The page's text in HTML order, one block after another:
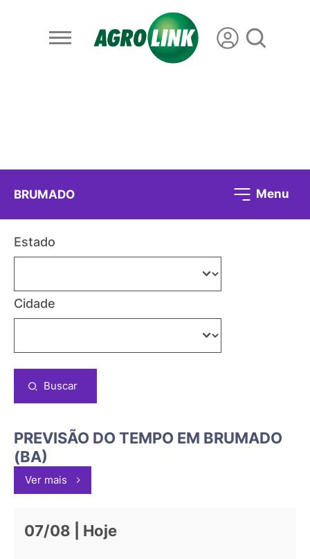
BRUMADO Menu
Estado
Cidade
Buscar
PREVISÃO DO TEMPO EM BRUMADO
(BA)
Ver mais
07/08 | Hoje